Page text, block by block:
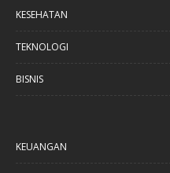
KESEHATAN
TEKNOLOGI
BISNIS
KEUANGAN